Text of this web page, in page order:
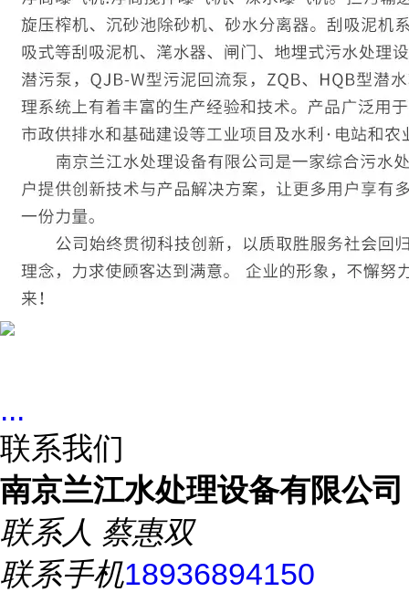
...
联系我们
南京兰江水处理设备有限公司
联系人 蔡惠双
联系手机18936894150